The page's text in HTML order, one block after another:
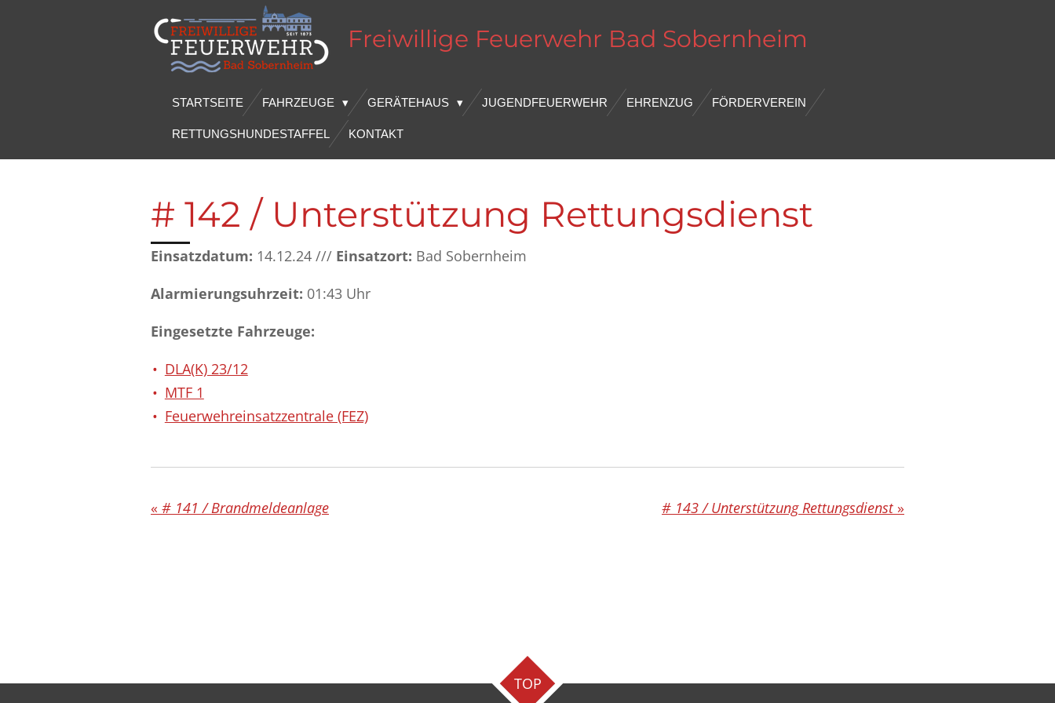
Freiwillige Feuerwehr Bad Sobernheim
STARTSEITE FAHRZEUGE GERÄTEHAUS JUGENDFEUERWEHR EHRENZUG FÖRDERVEREIN
RETTUNGSHUNDESTAFFEL KONTAKT
# 142 / Unterstützung Rettungsdienst
Einsatzdatum: 14.12.24 /// Einsatzort: Bad Sobernheim
Alarmierungsuhrzeit: 01:43 Uhr
Eingesetzte Fahrzeuge:
DLA(K) 23/12
MTF 1
Feuerwehreinsatzzentrale (FEZ)
« # 141 / Brandmeldeanlage # 143 / Unterstützung Rettungsdienst »
TOP